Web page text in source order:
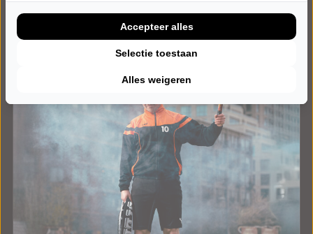
Alles weigeren
Selectie toestaan
Accepteer alles